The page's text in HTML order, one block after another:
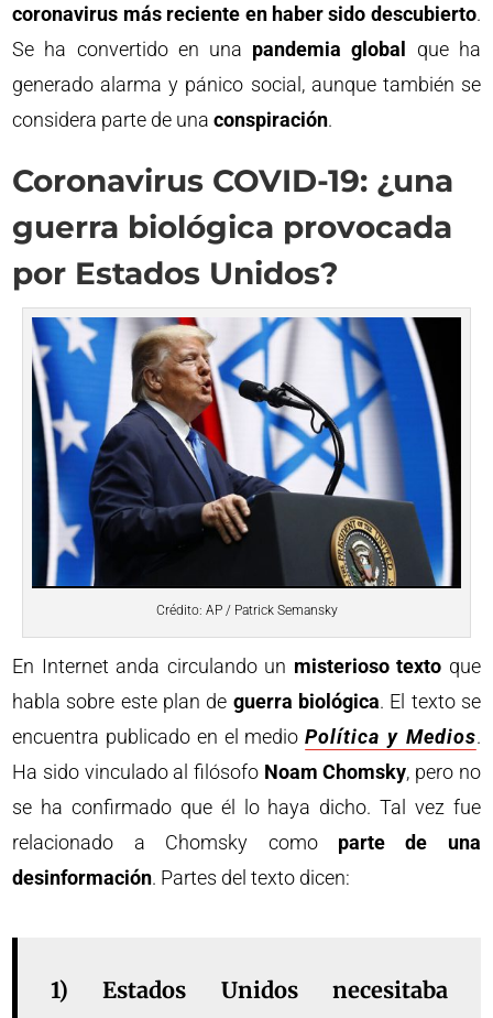
coronavirus más reciente en haber sido descubierto.
Se ha convertido en una pandemia global
que ha
generado alarma y pánico social, aunque también se
considera parte de unaconspiración.
Coronavirus COVID-19: ¿una
guerra biológica provocada
por Estados Unidos?
Crédito: AP / Patrick Semansky
En Internet anda circulando un misterioso texto que
habla sobre este plan de guerra biológica. El texto se
encuentra publicado en el medioPolítica y Medios.
Ha sido vinculado al filósofo Noam Chomsky, pero no
se ha confirmado que él lo haya dicho. Tal vez fue
relacionado a Chomsky como parte de una
desinformación. Partes del texto dicen:
1) Estados Unidos necesitaba